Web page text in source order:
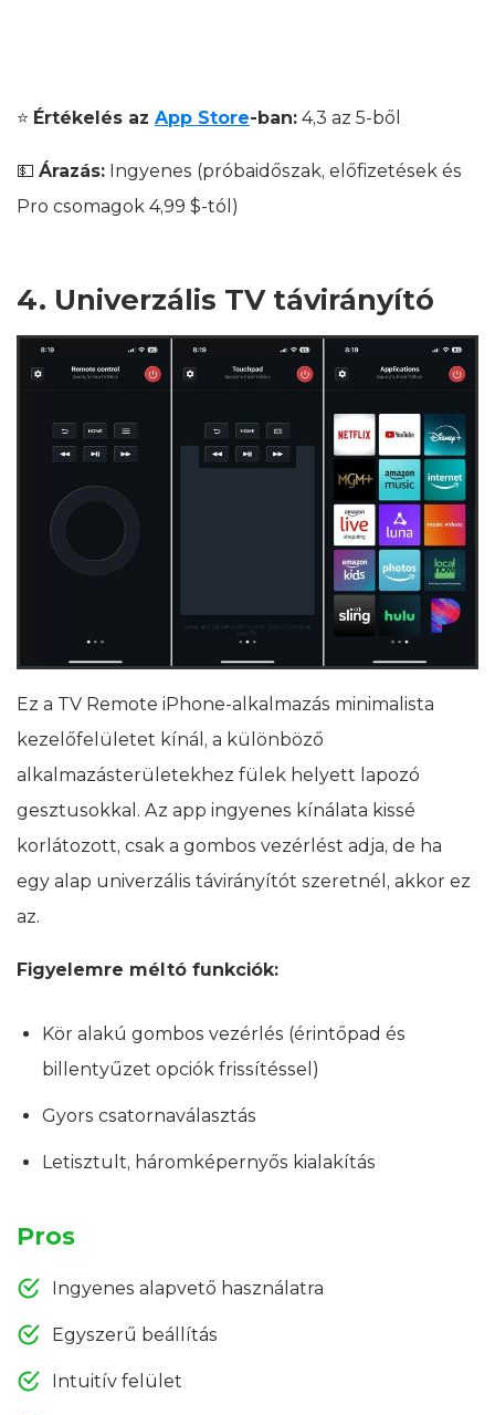
⭐ Értékelés az App Store-ban: 4,3 az 5-ből
💵 Árazás: Ingyenes (próbaidőszak, előfizetések és
Pro csomagok 4,99 $-tól)
4. Univerzális TV távirányító
Ez a TV Remote iPhone-alkalmazás minimalista
kezelőfelületet kínál, a különböző
alkalmazásterületekhez fülek helyett lapozó
gesztusokkal. Az app ingyenes kínálata kissé
korlátozott, csak a gombos vezérlést adja, de ha
egy alap univerzális távirányítót szeretnél, akkor ez
az.
Figyelemre méltó funkciók:
Kör alakú gombos vezérlés (érintőpad és
billentyűzet opciók frissítéssel)
Gyors csatornaválasztás
Letisztult, háromképernyős kialakítás
Pros
Ingyenes alapvető használatra
Egyszerű beállítás
Intuitív felület